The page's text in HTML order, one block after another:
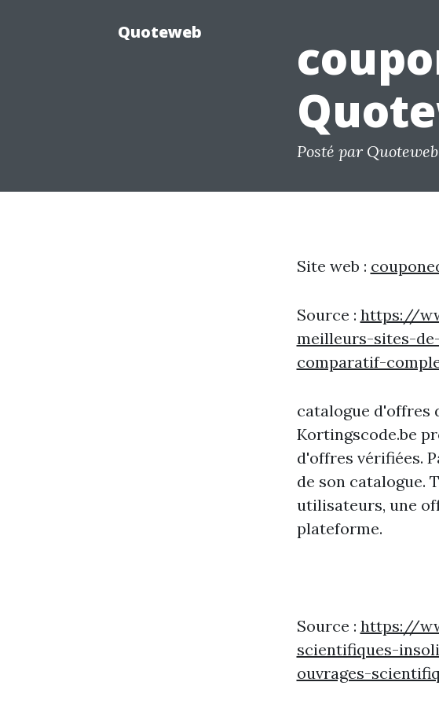
Quoteweb
Posté par Quoteweb
Site web :
Source : https://
meilleurs-sites-
comparatif-
catalogue d'offres
Kortingscode.be
d'offres vérifiées.
de son catalogue.
utilisateurs, une
plateforme.
Source : https://
scientifiques-
ouvrages-